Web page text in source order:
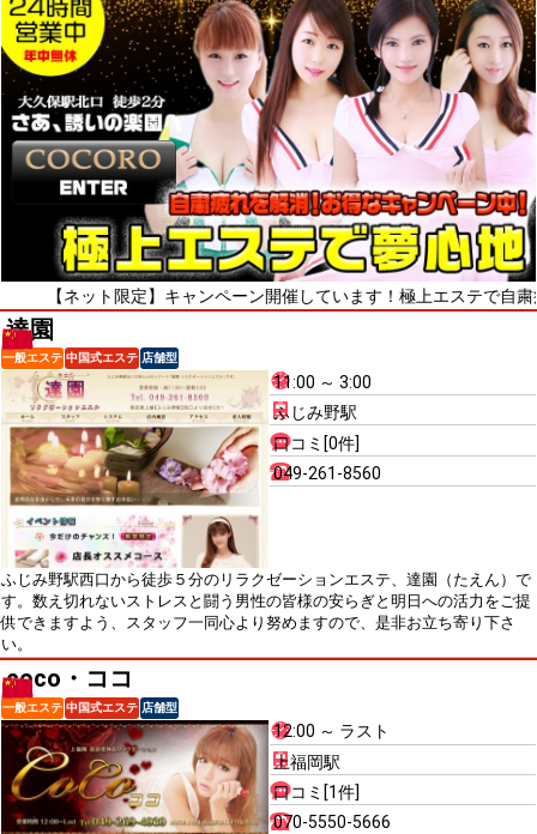
ット限定】キャンペーン開催しています！極上エステで自粛疲れを
達園
一般エステ 中国式エステ 店舗型
11:00 ～ 3:00
ふじみ野駅
口コミ[0件]
049-261-8560
ふじみ野駅西口から徒歩５分のリラクゼーションエステ、達園（たえん）で
す。数え切れないストレスと闘う男性の皆様の安らぎと明日への活力をご提
供できますよう、スタッフ一同心より努めますので、是非お立ち寄り下さ
い。
coco・ココ
一般エステ 中国式エステ 店舗型
12:00 ～ ラスト
上福岡駅
口コミ[1件]
070-5550-5666